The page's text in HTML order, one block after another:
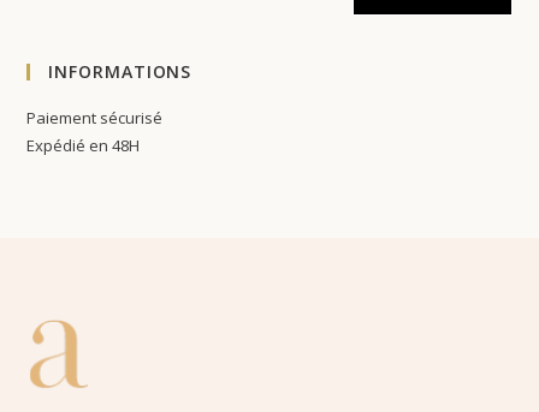
INFORMATIONS
Paiement sécurisé
Expédié en 48H